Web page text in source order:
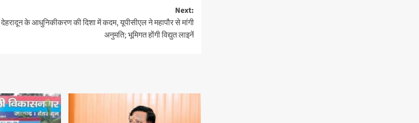
Next:
देहरादून के आधुनिकीकरण की दिशा में कदम, यूपीसीएल ने महापौर से मांगी
अनुमति; भूमिगत होंगी विद्युत लाइनें